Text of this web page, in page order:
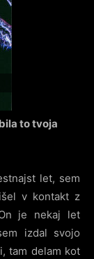
to tvoja
let, sem
v kontakt z
je nekaj let
izdal svojo
tam delam kot